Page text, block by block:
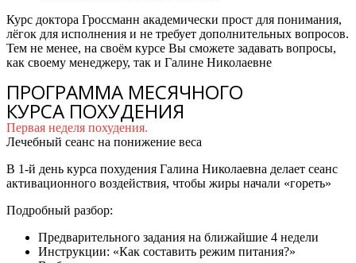
Курс доктора Гроссманн академически прост для понимания,
лёгок для исполнения и не требует дополнительных вопросов.
Тем не менее, на своём курсе Вы сможете задавать вопросы,
как своему менеджеру, так и Галине Николаевне
ПРОГРАММА МЕСЯЧНОГО
КУРСА ПОХУДЕНИЯ
Первая неделя похудения.
Лечебный сеанс на понижение веса
В 1-й день курса похудения Галина Николаевна делает сеанс
активационного воздействия, чтобы жиры начали «гореть»
Подробный разбор:
Предварительного задания на ближайшие 4 недели
Инструкции: «Как составить режим питания?»